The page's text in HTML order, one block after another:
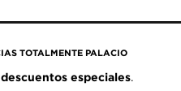
TOTALMENTE PALACIO
descuentos especiales.